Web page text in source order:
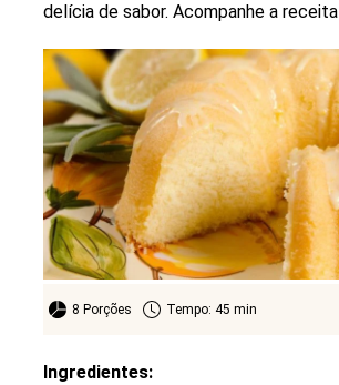
Receitas
delícia de sabor. Acompanhe a
8 Porções Tempo: 45 min
Ingredientes: